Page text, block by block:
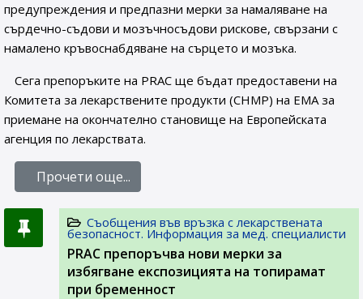
предупреждения и предпазни мерки за намаляване на
сърдечно-съдови и мозъчносъдови рискове, свързани с
намалено кръвоснабдяване на сърцето и мозъка.
Сега препоръките на PRAC ще бъдат предоставени на
Комитета за лекарствените продукти (CHMP) на ЕМА за
приемане на окончателно становище на Европейската
агенция по лекарствата.
Прочети още...
Съобщения във връзка с лекарствената
безопасност. Информация за мед. специалисти
PRAC препоръчва нови мерки за
избягване експозицията на топирамат
при бременност